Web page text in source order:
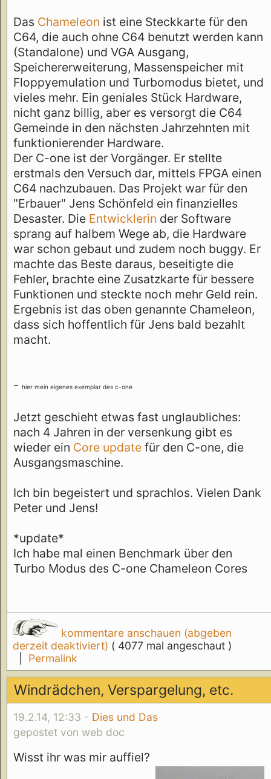
Das Chameleon ist eine Steckkarte für den
C64, die auch ohne C64 benutzt werden kann
(Standalone) und VGA Ausgang,
Speichererweiterung, Massenspeicher mit
Floppyemulation und Turbomodus bietet, und
vieles mehr. Ein geniales Stück Hardware,
nicht ganz billig, aber es versorgt die C64
Gemeinde in den nächsten Jahrzehnten mit
funktionierender Hardware.
Der C-one ist der Vorgänger. Er stellte
erstmals den Versuch dar, mittels FPGA einen
C64 nachzubauen. Das Projekt war für den
"Erbauer" Jens Schönfeld ein finanzielles
Desaster. Die Entwicklerin der Software
sprang auf halbem Wege ab, die Hardware
war schon gebaut und zudem noch buggy. Er
machte das Beste daraus, beseitigte die
Fehler, brachte eine Zusatzkarte für bessere
Funktionen und steckte noch mehr Geld rein.
Ergebnis ist das oben genannte Chameleon,
dass sich hoffentlich für Jens bald bezahlt
macht.
- hier mein eigenes exemplar des c-one
Jetzt geschieht etwas fast unglaubliches:
nach 4 Jahren in der versenkung gibt es
wieder ein Core update für den C-one, die
Ausgangsmaschine.
Ich bin begeistert und sprachlos. Vielen Dank
Peter und Jens!
*update*
Ich habe mal einen Benchmark über den
Turbo Modus des C-one Chameleon Cores
kommentare anschauen (abgeben
derzeit deaktiviert) ( 4077 mal angeschaut )
Permalink
Windrädchen, Verspargelung, etc.
19.2.14, 12:33 - Dies und Das
gepostet von web doc
Wisst ihr was mir auffiel?